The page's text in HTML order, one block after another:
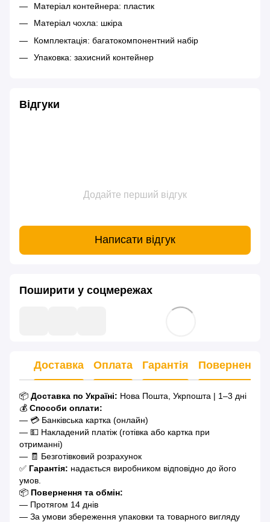
Матеріал контейнера: пластик
Матеріал чохла: шкіра
Комплектація: багатокомпонентний набір
Упаковка: захисний контейнер
Відгуки
Додайте перший відгук
Написати відгук
Поширити у соцмережах
Доставка Оплата Гарантія Повернення
📦 Доставка по Україні: Нова Пошта, Укрпошта | 1–3 дні
💰 Способи оплати:
— 💳 Банківська картка (онлайн)
— 💵 Накладений платіж (готівка або картка при
отриманні)
— 🧾 Безготівковий розрахунок
✅ Гарантія: надається виробником відповідно до його
умов.
📦 Повернення та обмін:
— Протягом 14 днів
— За умови збереження упаковки та товарного вигляду